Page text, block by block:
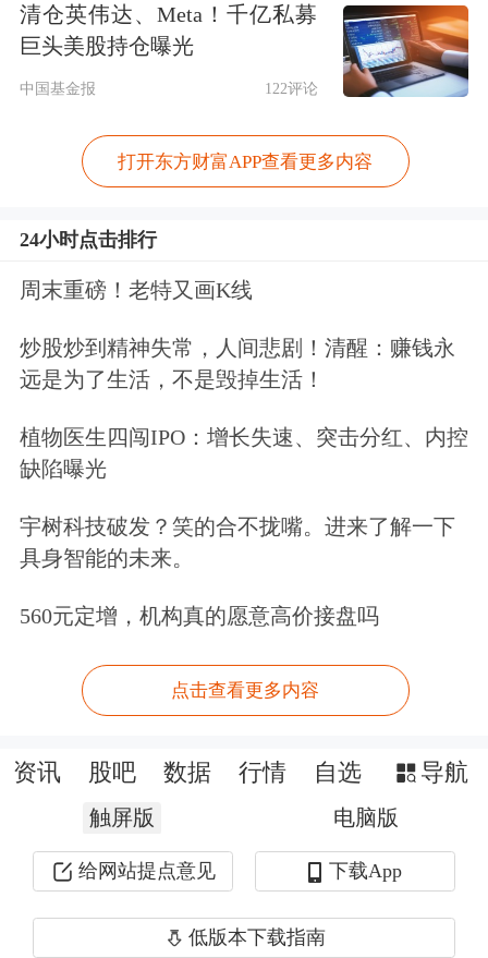
负收益率债券的泡沫，在这个地方开始
爆破了，不要抱任何的幻想，这将是一
方会使到很多不信泡沫会爆破的债券投
债券将会受到其他负收益率债券投资人
的争抢，中美之间有250个基点的历史
巨大的新高，是在上个月出现的。而且
现在的情况，从5月份开始，全球的债
券市场的收益率在抬升，滕泰先生讲明
年还是要降息，但是我告诉大家，实际
的利率水平是全球性的升高，这是一个
给大家比较确定的方向。
还有我们从股票市场的波动情况来看，
现在恐慌指数在下降，美国股市再创
史新高，包括标普、纳斯达克和到道琼
斯都在创历史新高，这是全球高额的流
动性推动的这么一个牛市，而且这个牛
市我们看美联储是放出7万亿美元，全
球的央行是放出超过10万亿美元的流动
性推动的这么一个市场。
清仓英伟达、Meta！千亿私募
巨头美股持仓曝光
中国基金报 122评论
打开东方财富APP查看更多内容
24小时点击排行
周末重磅！老特又画K线
炒股炒到精神失常，人间悲剧！清醒：赚钱永
远是为了生活，不是毁掉生活！
植物医生四闯IPO：增长失速、突击分红、内控
缺陷曝光
宇树科技破发？笑的合不拢嘴。进来了解一下
具身智能的未来。
560元定增，机构真的愿意高价接盘吗
点击查看更多内容
资讯 股吧 数据 行情 自选 导航
触屏版 电脑版
给网站提点意见 下载App
低版本下载指南